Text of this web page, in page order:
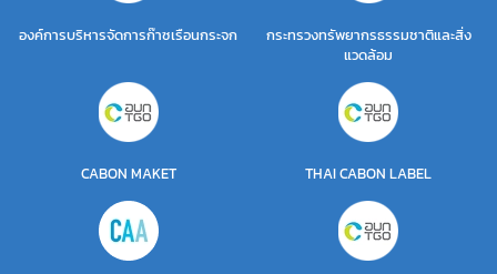
องค์การบริหารจัดการก๊าซเรือนกระจก
กระทรวงทรัพยากรธรรมชาติและสิ่ง
แวดล้อม
CABON MAKET THAI CABON LABEL